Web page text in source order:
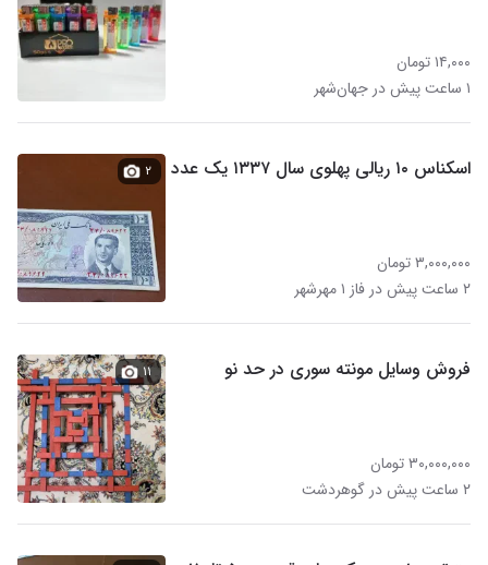
۱۴,۰۰۰ تومان
۱ ساعت پیش در جهان‌شهر
اسکناس ۱۰ ریالی پهلوی سال ۱۳۳۷ یک عدد
۳,۰۰۰,۰۰۰ تومان
۲ ساعت پیش در فاز ۱ مهرشهر
۲
فروش وسایل مونته سوری در حد نو
۳۰,۰۰۰,۰۰۰ تومان
۲ ساعت پیش در گوهردشت
۱۱